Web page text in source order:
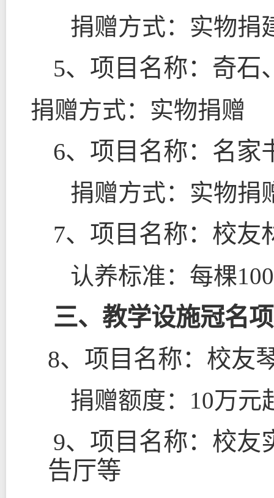
捐赠方式：实物捐
5、项目名称：奇石
捐赠方式：实物捐赠
6、项目名称：名家
捐赠方式：实物捐
7、项目名称：校友
认养标准：每棵
三、教学设施冠名
8、项目名称：校友
捐赠额度： 10万元
9、项目名称：校友
告厅等